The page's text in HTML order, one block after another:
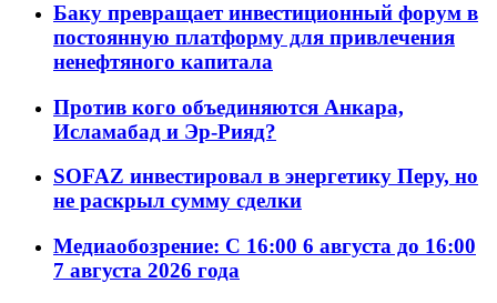
Баку превращает инвестиционный форум в
постоянную платформу для привлечения
ненефтяного капитала
Против кого объединяются Анкара,
Исламабад и Эр-Рияд?
SOFAZ инвестировал в энергетику Перу, но
не раскрыл сумму сделки
Медиаобозрение: С 16:00 6 августа до 16:00
7 августа 2026 года